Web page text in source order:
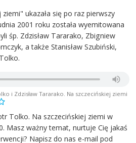
ukazała się po raz pierwszy
2001 roku została wyemitowana
śp. Zdzisław Tararako, Zbigniew
a także Stanisław Szubiński,
i Zdzisław Tararako. Na szczecińskiej ziemi
Tolko. Na szczecińskiej ziemi w
Masz ważny temat, nurtuje Cię jakaś
Napisz do nas e-mail pod